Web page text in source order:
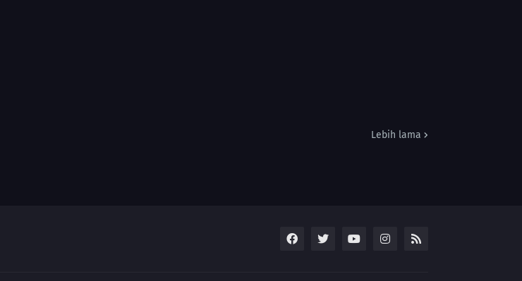
Lebih lama